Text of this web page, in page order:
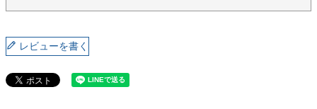
レビューを書く